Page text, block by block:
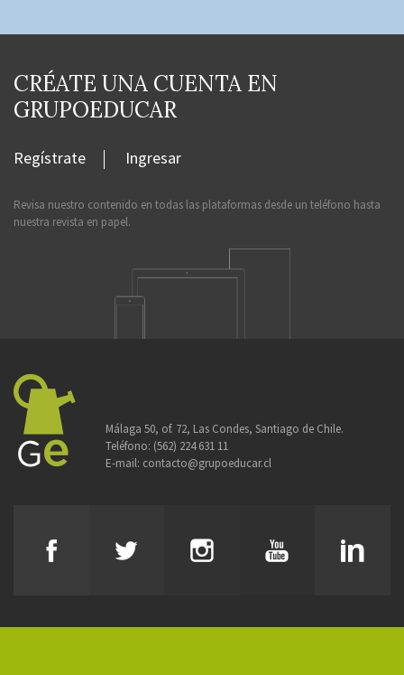
CRÉATE UNA CUENTA EN
GRUPOEDUCAR
Regístrate Ingresar
Revisa nuestro contenido en todas las plataformas desde un teléfono hasta
nuestra revista en papel.
Málaga 50, of. 72, Las Condes, Santiago de Chile.
Teléfono: (562) 224 631 11
E-mail: contacto@grupoeducar.cl